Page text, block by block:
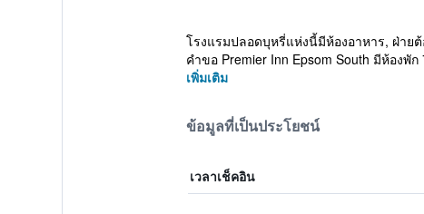
โรงแรมปลอดบุหรี่แห่งนี้มีห้องอาหาร, ฝ่าย
คำขอ Premier Inn Epsom South มีห้องพัก
เพิ่มเติม
ข้อมูลที่เป็นประโยชน์
เวลาเช็คอิน